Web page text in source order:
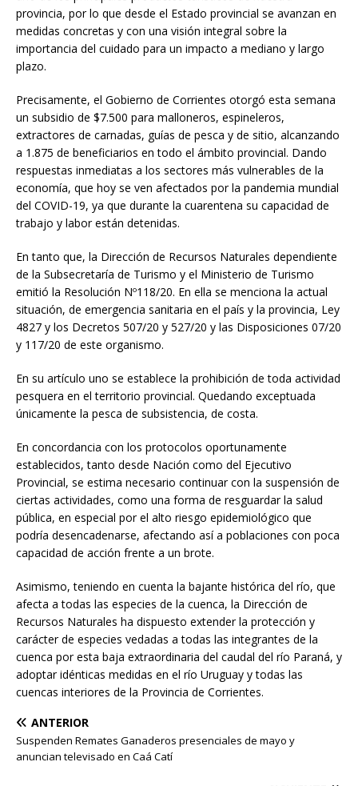
provincia, por lo que desde el Estado provincial se avanzan en
medidas concretas y con una visión integral sobre la
importancia del cuidado para un impacto a mediano y largo
plazo.
Precisamente, el Gobierno de Corrientes otorgó esta semana
un subsidio de $7.500 para malloneros, espineleros,
extractores de carnadas, guías de pesca y de sitio, alcanzando
a 1.875 de beneficiarios en todo el ámbito provincial. Dando
respuestas inmediatas a los sectores más vulnerables de la
economía, que hoy se ven afectados por la pandemia mundial
del COVID-19, ya que durante la cuarentena su capacidad de
trabajo y labor están detenidas.
En tanto que, la Dirección de Recursos Naturales dependiente
de la Subsecretaría de Turismo y el Ministerio de Turismo
emitió la Resolución Nº118/20. En ella se menciona la actual
situación, de emergencia sanitaria en el país y la provincia, Ley
4827 y los Decretos 507/20 y 527/20 y las Disposiciones 07/20
y 117/20 de este organismo.
En su artículo uno se establece la prohibición de toda actividad
pesquera en el territorio provincial. Quedando exceptuada
únicamente la pesca de subsistencia, de costa.
En concordancia con los protocolos oportunamente
establecidos, tanto desde Nación como del Ejecutivo
Provincial, se estima necesario continuar con la suspensión de
ciertas actividades, como una forma de resguardar la salud
pública, en especial por el alto riesgo epidemiológico que
podría desencadenarse, afectando así a poblaciones con poca
capacidad de acción frente a un brote.
Asimismo, teniendo en cuenta la bajante histórica del río, que
afecta a todas las especies de la cuenca, la Dirección de
Recursos Naturales ha dispuesto extender la protección y
carácter de especies vedadas a todas las integrantes de la
cuenca por esta baja extraordinaria del caudal del río Paraná, y
adoptar idénticas medidas en el río Uruguay y todas las
cuencas interiores de la Provincia de Corrientes.
ANTERIOR
Suspenden Remates Ganaderos presenciales de mayo y
anuncian televisado en Caá Catí